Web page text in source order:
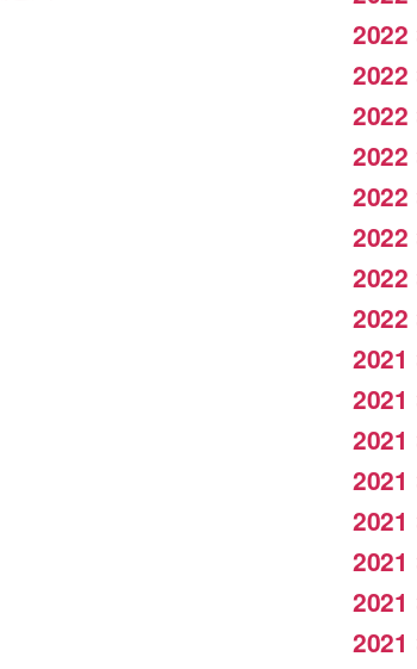
2022
2022
2022
2022
2022
2022
2022
2022
2021
2021
2021
2021
2021
2021
2021
2021